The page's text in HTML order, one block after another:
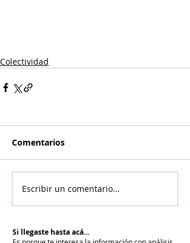
Colectividad
Comentarios
Escribir un comentario...
Si llegaste hasta acá...